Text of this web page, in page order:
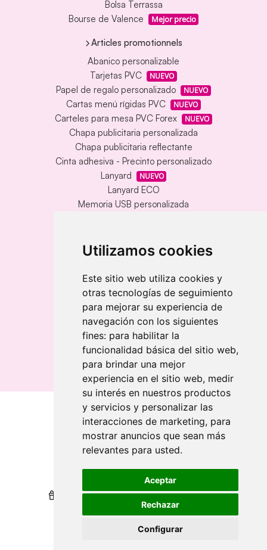
Utilizamos cookies
Este sitio web utiliza cookies y
otras tecnologías de seguimiento
para mejorar su experiencia de
navegación con los siguientes
fines: para habilitar la
funcionalidad básica del sitio web,
para brindar una mejor
experiencia en el sitio web, medir
su interés en nuestros productos
y servicios y personalizar las
interacciones de marketing, para
mostrar anuncios que sean más
relevantes para usted.
Aceptar
Rechazar
Configurar
Bolsa Terrassa
Bourse de Valence
Mejor precio
Articles promotionnels
Abanico personalizable
Tarjetas PVC
NUEVO
Papel de regalo personalizado NUEVO
Cartas menú rígidas PVC NUEVO
Carteles para mesa PVC Forex NUEVO
Chapa publicitaria personalizada
Chapa publicitaria reflectante
Cinta adhesiva - Precinto personalizado
Lanyard
NUEVO
Lanyard ECO
Memoria USB personalizada
Llavero redondo en madera y metal
Llavero rectangular en madera clara
Banderolas
Banderas publicitarias
Banderas publicitarias
Banderas publicitarias
Qui sommes-nous
Revendeurs
Revendeurs
Impression durable
Impression durable
Nous récompensons votre fidélité
Nous récompensons votre fidélité
Aide
Aide